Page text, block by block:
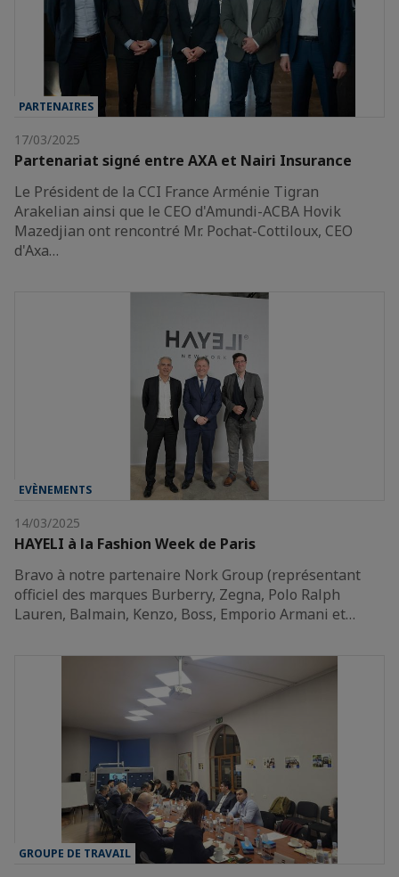
PARTENAIRES
17/03/2025
Partenariat signé entre AXA et Nairi Insurance
Le Président de la CCI France Arménie Tigran
Arakelian ainsi que le CEO d'Amundi-ACBA Hovik
Mazedjian ont rencontré Mr. Pochat-Cottiloux, CEO
d'Axa…
EVÈNEMENTS
14/03/2025
HAYELI à la Fashion Week de Paris
Bravo à notre partenaire Nork Group (représentant
officiel des marques Burberry, Zegna, Polo Ralph
Lauren, Balmain, Kenzo, Boss, Emporio Armani et…
GROUPE DE TRAVAIL